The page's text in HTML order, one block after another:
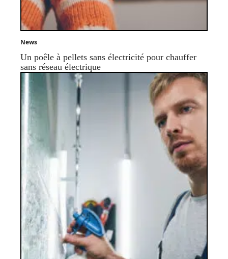
News
Un poêle à pellets sans électricité pour chauffer
sans réseau électrique